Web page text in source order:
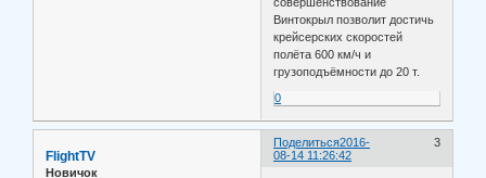
Винтокрыл позволит достичь
крейсерских скоростей
полёта 600 км/ч и
грузоподъёмности до 20 т.
0
Поделиться 3
2016-
08-14 11:26:42
FlightTV
Новичок